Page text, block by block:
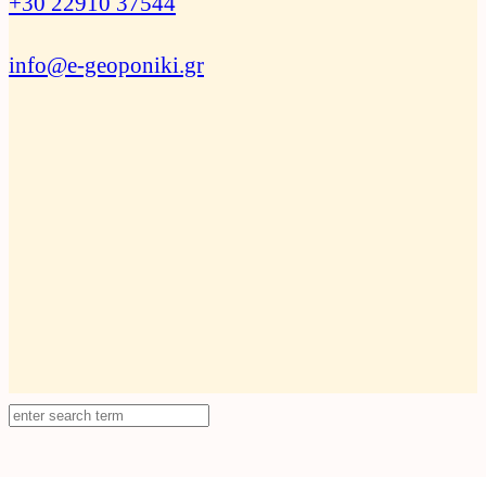
info@e-geoponiki.gr